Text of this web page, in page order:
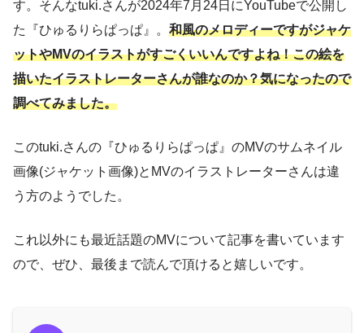
す。そんなtuki.さんが2024年7月24日にYouTubeで公開し
た『ひゅるりらぱっぱ』。 和風のメロディーですがジャケ
ットやMVのイラストがすごくいいんですよね！この絵を
描いたイラストレーターさんが誰なのか？気になったので
調べてみました。
このtuki.さんの『ひゅるりらぱっぱ』のMVのサムネイル
画像(ジャケット画像)とMVのイラストレーターさんは違
う方のようでした。
これ以外にも最近話題のMVについて記事を書いています
ので、ぜひ、最後まで読んで頂けると嬉しいです。